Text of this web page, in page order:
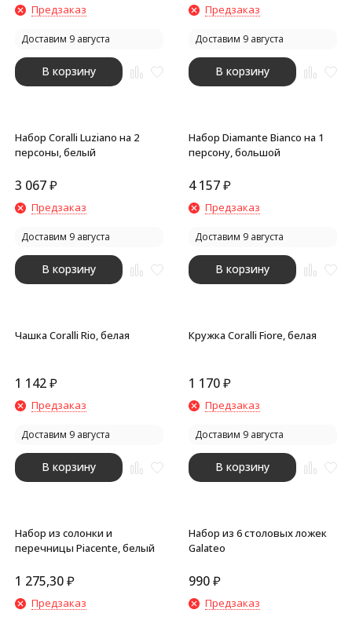
Предзаказ
Доставим 9 августа
В корзину
Предзаказ
Доставим 9 августа
В корзину
Набор Coralli Luziano на 2
персоны, белый
3 067₽
Предзаказ
Доставим 9 августа
В корзину
Набор Diamante Bianco на 1
персону, большой
4 157₽
Предзаказ
Доставим 9 августа
В корзину
Чашка Coralli Rio, белая
1 142₽
Предзаказ
Доставим 9 августа
В корзину
Кружка Coralli Fiore, белая
1 170₽
Предзаказ
Доставим 9 августа
В корзину
Набор из солонки и
перечницы Piacente, белый
1 275,30₽
Предзаказ
Набор из 6 столовых ложек
Galateo
990₽
Предзаказ